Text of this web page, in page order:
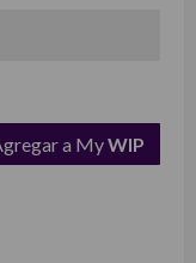
a MyWIP